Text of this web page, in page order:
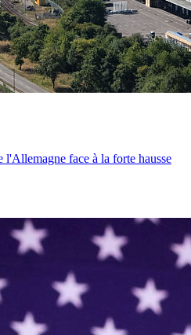
l'Allemagne face à la forte hausse